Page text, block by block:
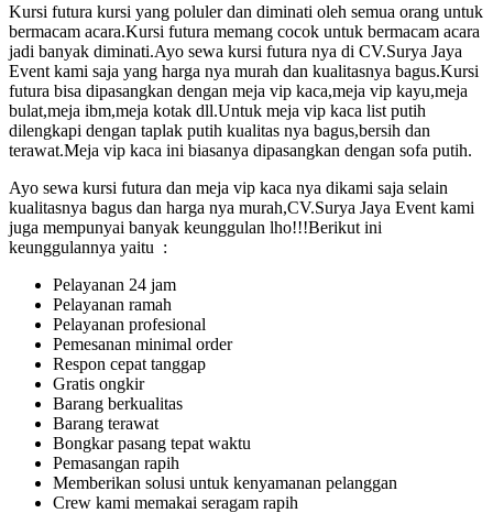
Kursi futura kursi yang poluler dan diminati oleh semua orang untuk
bermacam acara.Kursi futura memang cocok untuk bermacam acara
jadi banyak diminati.Ayo sewa kursi futura nya di CV.Surya Jaya
Event kami saja yang harga nya murah dan kualitasnya bagus.Kursi
futura bisa dipasangkan dengan meja vip kaca,meja vip kayu,meja
bulat,meja ibm,meja kotak dll.Untuk meja vip kaca list putih
dilengkapi dengan taplak putih kualitas nya bagus,bersih dan
terawat.Meja vip kaca ini biasanya dipasangkan dengan sofa putih.
Ayo sewa kursi futura dan meja vip kaca nya dikami saja selain
kualitasnya bagus dan harga nya murah,CV.Surya Jaya Event kami
juga mempunyai banyak keunggulan lho!!!Berikut ini
keunggulannya yaitu :
Pelayanan 24 jam
Pelayanan ramah
Pelayanan profesional
Pemesanan minimal order
Respon cepat tanggap
Gratis ongkir
Barang berkualitas
Barang terawat
Bongkar pasang tepat waktu
Pemasangan rapih
Memberikan solusi untuk kenyamanan pelanggan
Crew kami memakai seragam rapih